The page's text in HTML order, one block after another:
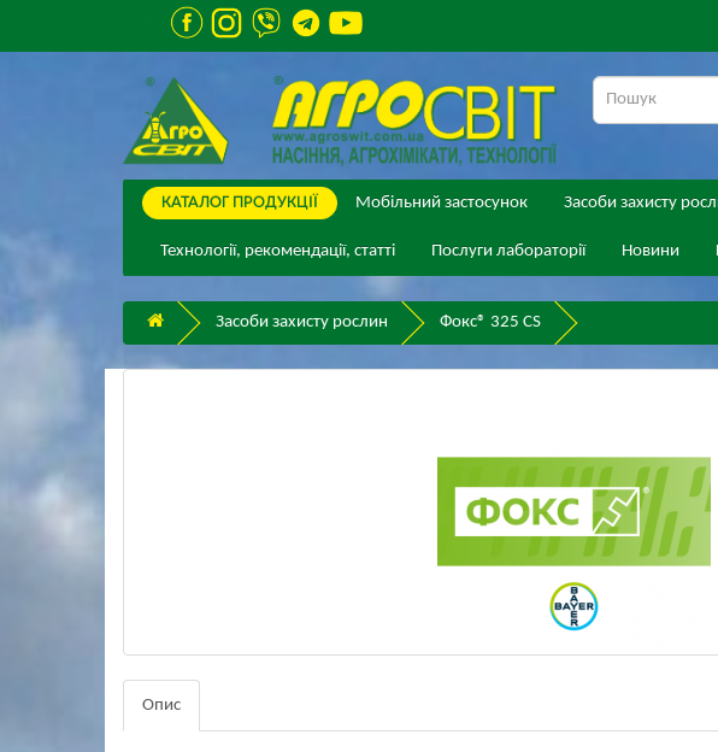
КАТАЛОГ ПPОДУКЦІЇ Мобільний застосунок Засоби захисту
Технології, рекомендації, статті Послуги лабораторії Новини
Засоби захисту рослин Фокс® 325 CS
Опис